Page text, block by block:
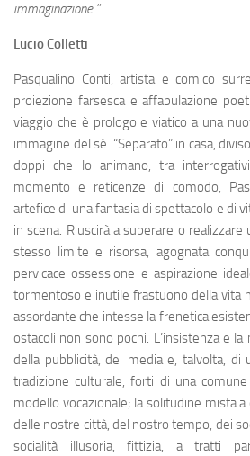
immaginazione.”
Lucio Colletti
Pasqualino Conti, artista e comico
proiezione farsesca e affabulazione
viaggio che è prologo e viatico a una
immagine del sé. “Separato” in casa,
doppi che lo animano, tra
momento e reticenze di comodo,
artefice di una fantasia di spettacolo e di
in scena. Riuscirà a superare o
stesso limite e risorsa, agognata
pervicace ossessione e aspirazione
tormentoso e inutile frastuono della vita
assordante che intesse la frenetica
ostacoli non sono pochi. L’insistenza e
della pubblicità, dei media e, talvolta, di
tradizione culturale, forti di una
modello vocazionale; la solitudine mista
delle nostre città, del nostro tempo, dei
socialità illusoria, fittizia, a tratti